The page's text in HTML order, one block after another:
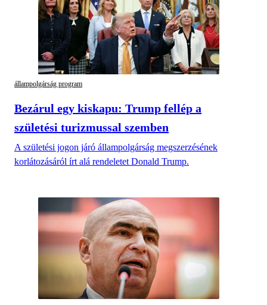
állampolgárság program
Bezárul egy kiskapu: Trump fellép a
születési turizmussal szemben
A születési jogon járó állampolgárság megszerzésének
korlátozásáról írt alá rendeletet Donald Trump.